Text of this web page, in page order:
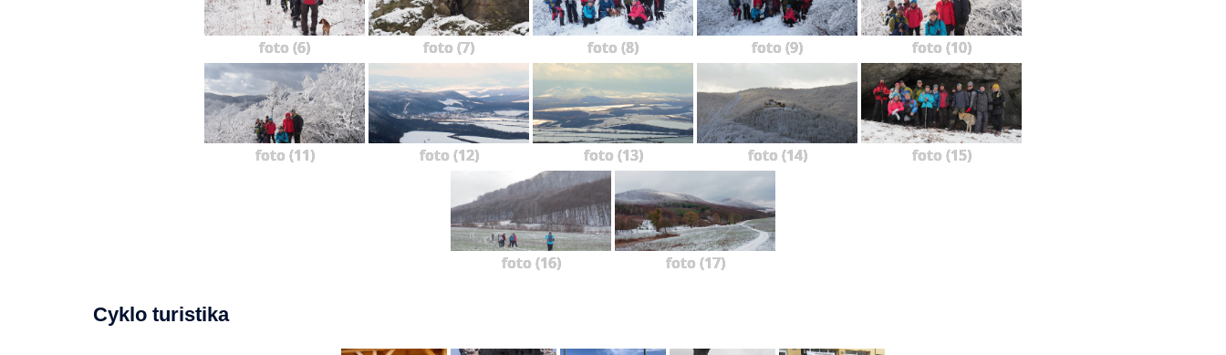
foto (6) foto (7) foto (8) foto (9) foto (10)
foto (11) foto (12) foto (13) foto (14) foto (15)
foto (16) foto (17)
Cyklo turistika